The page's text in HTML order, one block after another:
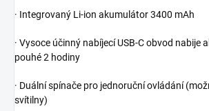
· Integrovaný Li-ion akumulátor 3400 mAh
· Vysoce účinný nabíjecí USB-C obvod nabije
pouhé 2 hodiny
· Duální spínače pro jednoruční ovládání
svítilny)